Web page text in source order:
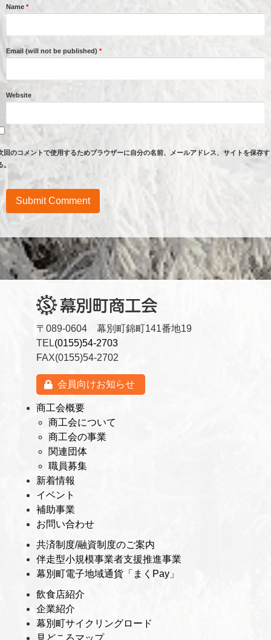
Name *
Email (will not be published) *
Website
回のコメントで使用するためブラウザーに自分の名前、メールアドレス、サイトを保存す
。
〒089-0604 幕別町錦町141番地19
TEL(0155)54-2703
FAX(0155)54-2702
会員向けお知らせ
商工会概要
商工会について
商工会の事業
関連団体
職員募集
新着情報
イベント
補助事業
お問い合わせ
共済制度/融資制度のご案内
伴走型小規模事業者支援推進事業
幕別町電子地域通貨「まくPay」
飲食店紹介
企業紹介
幕別町サイクリングロード